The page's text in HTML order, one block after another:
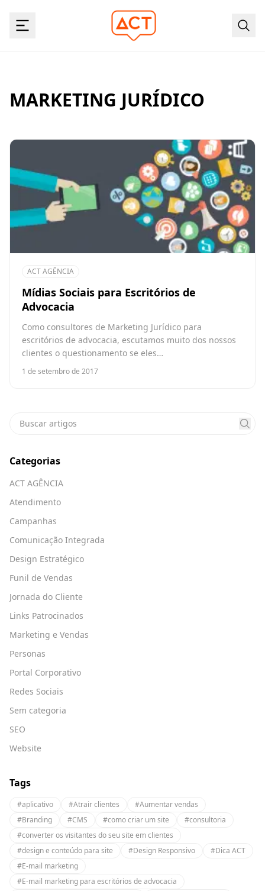
MARKETING JURÍDICO
ACT AGÊNCIA
Mídias Sociais para Escritórios de
Advocacia
Como consultores de Marketing Jurídico para
escritórios de advocacia, escutamos muito dos nossos
clientes o questionamento se eles…
1 de setembro de 2017
Categorias
ACT AGÊNCIA
Atendimento
Campanhas
Comunicação Integrada
Design Estratégico
Funil de Vendas
Jornada do Cliente
Links Patrocinados
Marketing e Vendas
Personas
Portal Corporativo
Redes Sociais
Sem categoria
SEO
Website
Tags
#aplicativo #Atrair clientes
#Aumentar vendas
#Branding
#CMS #como criar um site
#consultoria
#converter os visitantes do seu site em clientes
#design e conteúdo para site
#Design Responsivo
#Dica ACT
#E-mail marketing
#E-mail marketing para escritórios de advocacia